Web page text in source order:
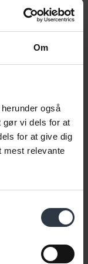
Om
også
gør vi dels for at
for at give dig
mest relevante
det, at der ved:
i
i
i
osv.
eller løntilskud.
betyder